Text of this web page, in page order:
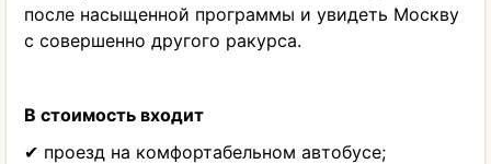
после насыщенной программы и увидеть Москву
с совершенно другого ракурса.
В стоимость входит
✔ проезд на комфортабельном автобусе;